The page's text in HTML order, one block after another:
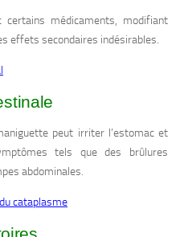
médicaments, modifiant
effets secondaires indésirables.
peut irriter l’estomac et
tels que des brûlures
abdominales.
cataplasme